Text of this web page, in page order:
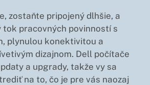
zostaňte pripojený dlhšie, a
tok pracovných povinností s
plynulou konektivitou a
dizajnom. Dell počítače
a upgrady, takže vy sa
na to, čo je pre vás naozaj